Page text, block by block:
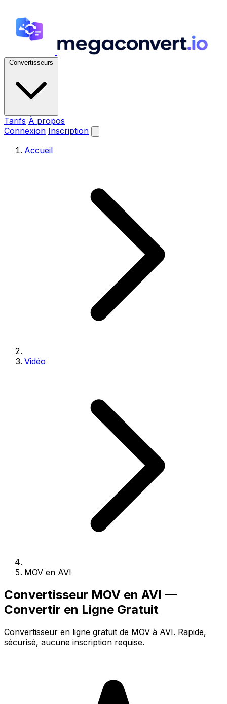
Convertisseurs
Tarifs À propos
Connexion Inscription
Accueil
Vidéo
MOV en AVI
Convertisseur MOV en AVI —
Convertir en Ligne Gratuit
Convertisseur en ligne gratuit de MOV à AVI. Rapide,
sécurisé, aucune inscription requise.